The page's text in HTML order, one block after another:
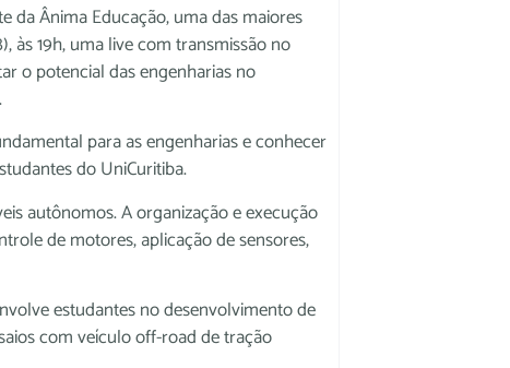
da Ânima Educação, uma das maiores
às 19h, uma live com transmissão no
o potencial das engenharias no
.
para as engenharias e conhecer
do UniCuritiba.
autônomos. A organização e execução
de motores, aplicação de sensores,
estudantes no desenvolvimento de
com veículo off-road de tração